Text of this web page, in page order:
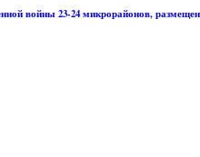
войны 23-24 микрорайонов,